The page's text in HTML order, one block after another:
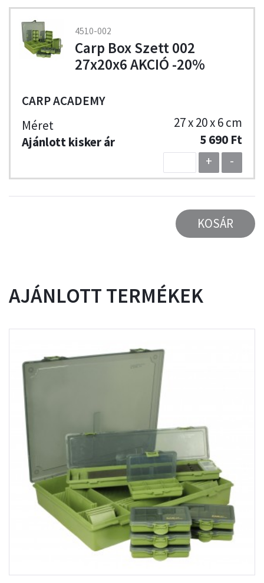
4510-002
Carp Box Szett 002
27x20x6 AKCIÓ -20%
CARP ACADEMY
27 x 20 x 6 cm
5 690 Ft
+
-
KOSÁR
AJÁNLOTT TERMÉKEK